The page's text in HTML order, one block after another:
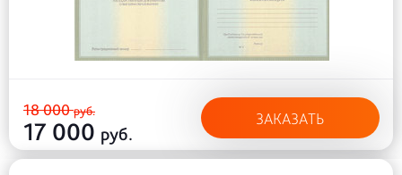
18 000руб.
17 000 руб.
ЗАКАЗАТЬ